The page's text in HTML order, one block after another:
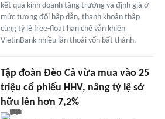
kết quả kinh doanh tăng trưởng và định giá ở
mức tương đối hấp dẫn, thanh khoản thấp
cùng tỷ lệ free-float hạn chế vẫn khiến
VietinBank nhiều lần thoái vốn bất thành.
Tập đoàn Đèo Cả vừa mua vào 25
triệu cổ phiếu HHV, nâng tỷ lệ sở
hữu lên hơn 7,2%